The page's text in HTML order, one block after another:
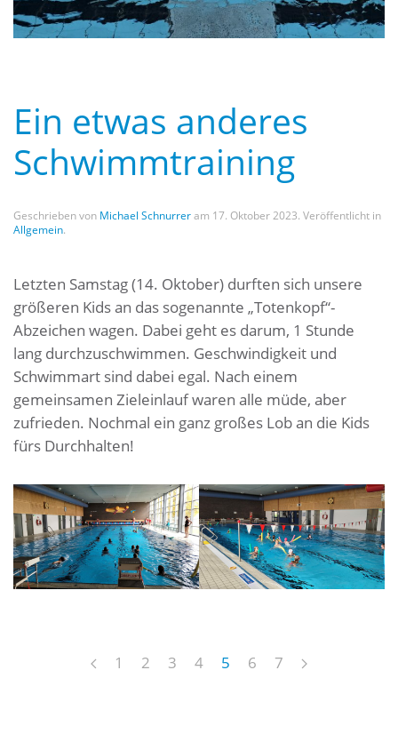
Ein etwas anderes
Schwimmtraining
Geschrieben von Michael Schnurreram 17. Oktober 2023. Veröffentlicht in
Allgemein.
Letzten Samstag (14. Oktober) durften sich unsere
größeren Kids an das sogenannte „Totenkopf“-
Abzeichen wagen. Dabei geht es darum, 1 Stunde
lang durchzuschwimmen. Geschwindigkeit und
Schwimmart sind dabei egal. Nach einem
gemeinsamen Zieleinlauf waren alle müde, aber
zufrieden. Nochmal ein ganz großes Lob an die Kids
fürs Durchhalten!
1 2 3 4 5 6 7